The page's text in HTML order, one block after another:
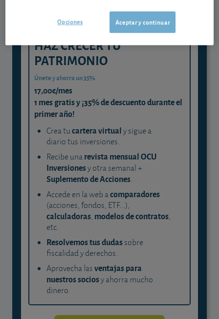
HAZ CRECER TU
PATRIMONIO
Únete y ahorra un 35%
17,00€/mes
1 mes gratis y ¡35% de descuento durante el
primer año!
Crea tucartera virtualy sigue a
diario tus inversiones.
Recibe unarevista mensual OCU
Inversionesy otra semanal +
Suplemento de Acciones.
Accede en la web acomparadores
(acciones, fondos, ETF...),
calculadoras, modelos de contratos,
etc.
Resolvemos tus dudassobre
fiscalidad y derechos.
Aprovecha lasventajas para
nuestros sociosy ahorra mucho
dinero.
Aceptar y continuar
Opciones